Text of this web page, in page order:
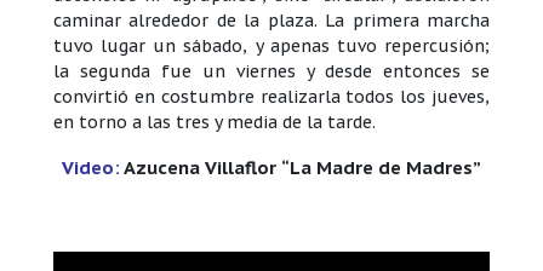
caminar alrededor de la plaza. La primera marcha
tuvo lugar un sábado, y apenas tuvo repercusión;
la segunda fue un viernes y desde entonces se
convirtió en costumbre realizarla todos los jueves,
en torno a las tres y media de la tarde.
Video: Azucena Villaflor “La Madre de Madres”